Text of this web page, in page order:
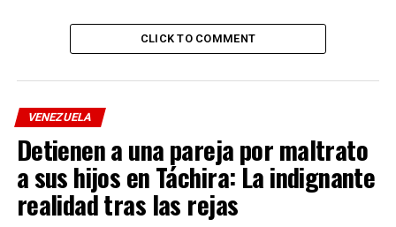
Hacia una Transformación
Integral del Sector
El corazón de la nueva estrategia es el
Recuperación y Transformación del SEN (PRTSEN)
A partir de este viernes, se iniciará una convocatoria
nacional que busca integrar a todos los actores vivos del
país:
CLICK TO COMMENT
VENEZUELA
Detienen a una pareja por maltrato
a sus hijos en Táchira: La indignante
realidad tras las rejas